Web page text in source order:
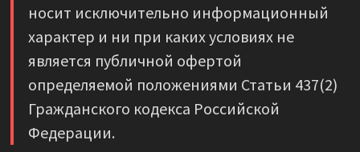
носит исключительно информационный
характер и ни при каких условиях не
является публичной офертой
определяемой положениями Статьи 437(2)
Гражданского кодекса Российской
Федерации.